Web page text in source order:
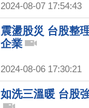
2024-08-07 17:54:43
震盪股災 台股整
企業
2024-08-06 17:30:21
如洗三溫暖 台股